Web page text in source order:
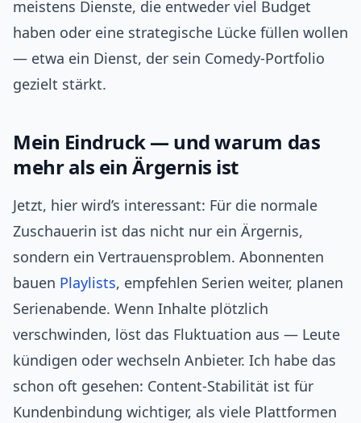
meistens Dienste, die entweder viel Budget
haben oder eine strategische Lücke füllen wollen
— etwa ein Dienst, der sein Comedy‑Portfolio
gezielt stärkt.
Mein Eindruck — und warum das
mehr als ein Ärgernis ist
Jetzt, hier wird’s interessant: Für die normale
Zuschauerin ist das nicht nur ein Ärgernis,
sondern ein Vertrauensproblem. Abonnenten
bauen Playlists, empfehlen Serien weiter, planen
Serienabende. Wenn Inhalte plötzlich
verschwinden, löst das Fluktuation aus — Leute
kündigen oder wechseln Anbieter. Ich habe das
schon oft gesehen: Content‑Stabilität ist für
Kundenbindung wichtiger, als viele Plattformen